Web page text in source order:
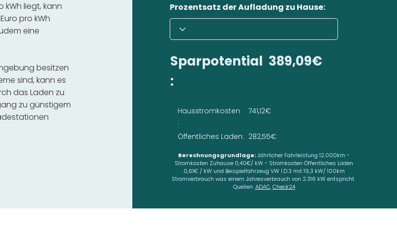
kWh liegt, kann
pro kWh
eine
besitzen
sind, kann es
das Laden zu
zu günstigem
Prozentsatz der Aufladung zu Hause:
Sparpotential
:
389,09€
Hausstromkosten
:
Öffentliches Laden:
741,12€
282,55€
Berechnungsgrundlage:Jährlicher Fahrleistung 12.000km -
Stromkosten Zuhause 0,40€/ kW - Stromkosten Öffentliches Laden
0,61€ / kW und Beispielfahrzeug VW I.D.3 mit 19,3 kW/ 100km
Stromverbrauch was einem Jahresverbrauch von 2.316 kW entspricht.
Quellen:ADAC,Check24